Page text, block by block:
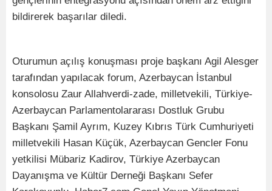
bildirerek başarılar diledi.
Oturumun açılış konuşması proje başkanı Agil Alesger
tarafından yapılacak forum, Azerbaycan İstanbul
konsolosu Zaur Allahverdi-zade, milletvekili, Türkiye-
Azerbaycan Parlamentolararası Dostluk Grubu
Başkanı Şamil Ayrım, Kuzey Kıbrıs Türk Cumhuriyeti
milletvekili Hasan Küçük, Azerbaycan Gencler Fonu
yetkilisi Mübariz Kadirov, Türkiye Azerbaycan
Dayanışma ve Kültür Derneği Başkanı Sefer